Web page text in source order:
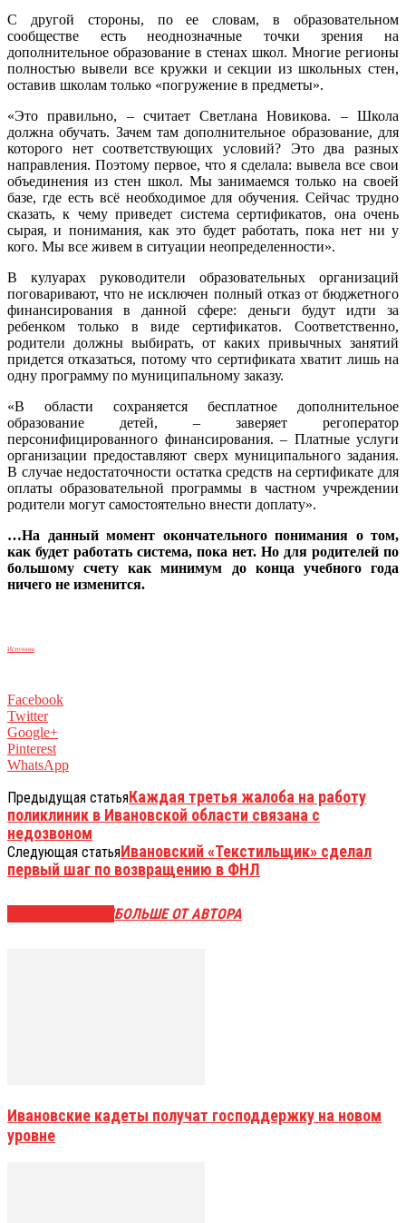
С другой стороны, по ее словам, в образовательном
сообществе есть неоднозначные точки зрения на
дополнительное образование в стенах школ. Многие регионы
полностью вывели все кружки и секции из школьных стен,
оставив школам только «погружение в предметы».
«Это правильно, – считает Светлана Новикова. – Школа
должна обучать. Зачем там дополнительное образование, для
которого нет соответствующих условий? Это два разных
направления. Поэтому первое, что я сделала: вывела все свои
объединения из стен школ. Мы занимаемся только на своей
базе, где есть всё необходимое для обучения. Сейчас трудно
сказать, к чему приведет система сертификатов, она очень
сырая, и понимания, как это будет работать, пока нет ни у
кого. Мы все живем в ситуации неопределенности».
В кулуарах руководители образовательных организаций
поговаривают, что не исключен полный отказ от бюджетного
финансирования в данной сфере: деньги будут идти за
ребенком только в виде сертификатов. Соответственно,
родители должны выбирать, от каких привычных занятий
придется отказаться, потому что сертификата хватит лишь на
одну программу по муниципальному заказу.
«В области сохраняется бесплатное дополнительное
образование детей, – заверяет регоператор
персонифицированного финансирования. – Платные услуги
организации предоставляют сверх муниципального задания.
В случае недостаточности остатка средств на сертификате для
оплаты образовательной программы в частном учреждении
родители могут самостоятельно внести доплату».
…На данный момент окончательного понимания о том,
как будет работать система, пока нет. Но для родителей по
большому счету как минимум до конца учебного года
ничего не изменится.
Источник
Facebook
Twitter
Google+
Pinterest
WhatsApp
Предыдущая статьяКаждая третья жалоба на работу
поликлиник в Ивановской области связана с
недозвоном
Следующая статьяИвановский «Текстильщик» сделал
первый шаг по возвращению в ФНЛ
БОЛЬШЕ ОТ АВТОРА
Ивановские кадеты получат господдержку на новом
уровне